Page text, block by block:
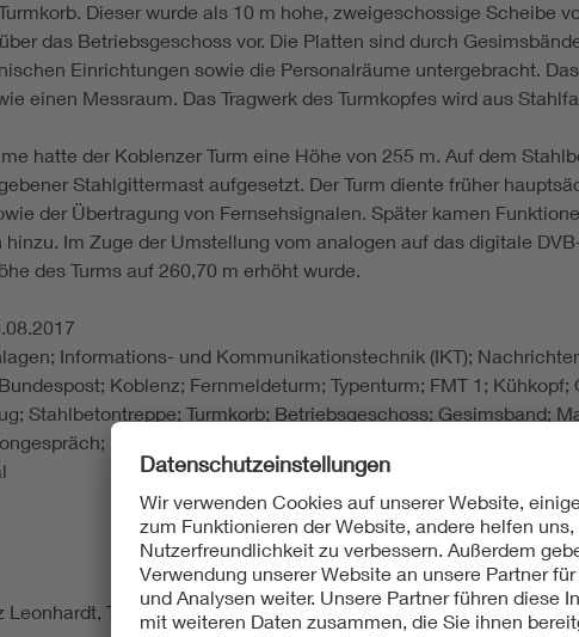
Dieser wurde als 10 m hohe, zweigeschossige Scheibe
das Betriebsgeschoss vor. Die Platten sind durch
Einrichtungen sowie die Personalräume untergebracht.
einen Messraum. Das Tragwerk des Turmkopfes wird aus
hatte der Koblenzer Turm eine Höhe von 255 m. Auf dem
Stahlgittermast aufgesetzt. Der Turm diente früher
der Übertragung von Fernsehsignalen. Später kamen
Im Zuge der Umstellung vom analogen auf das digitale
des Turms auf 260,70 m erhöht wurde.
Informations- und Kommunikationstechnik (IKT);
Koblenz; Fernmeldeturm; Typenturm; FMT 1;
Stahlbetontreppe; Turmkorb; Betriebsgeschoss; Gesimsband;
Datenübertragung; Fernsehsignal; Mobilfunknetz;
Leonhardt, Türme aller Zeiten - aller Kulturen, Stuttgart 1988